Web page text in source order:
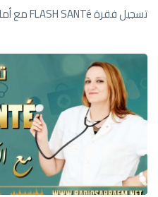
تسجيل فقرة FLASH SANTé مع أمان عيسى